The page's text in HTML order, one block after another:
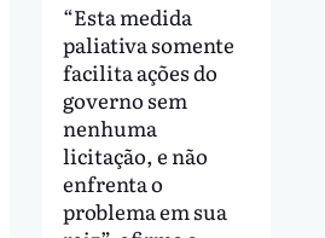
“Esta medida
paliativa somente
facilita ações do
governo sem
nenhuma
licitação, e não
enfrenta o
problema em sua